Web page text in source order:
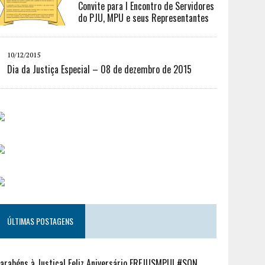
Convite para I Encontro de Servidores
do PJU, MPU e seus Representantes
10/12/2015
Dia da Justiça Especial – 08 de dezembro de 2015
ÚLTIMAS POSTAGENS